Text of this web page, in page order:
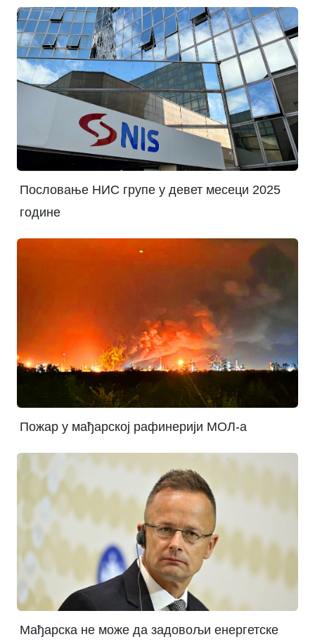
Пословање НИС групе у девет месеци 2025
године
Пожар у мађарској рафинерији МОЛ-а
Мађарска не може да задовољи енергетске